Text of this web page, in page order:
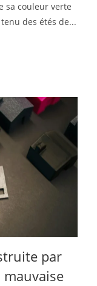
sa couleur verte
des étés de...
par